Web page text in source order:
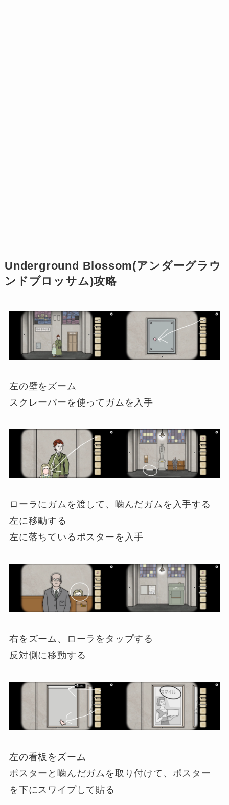
Underground Blossom(アンダーグラウ
ンドブロッサム)攻略
左の壁をズーム
スクレーパーを使ってガムを入手
ローラにガムを渡して、噛んだガムを入手する
左に移動する
左に落ちているポスターを入手
右をズーム、ローラをタップする
反対側に移動する
左の看板をズーム
ポスターと噛んだガムを取り付けて、ポスター
を下にスワイプして貼る